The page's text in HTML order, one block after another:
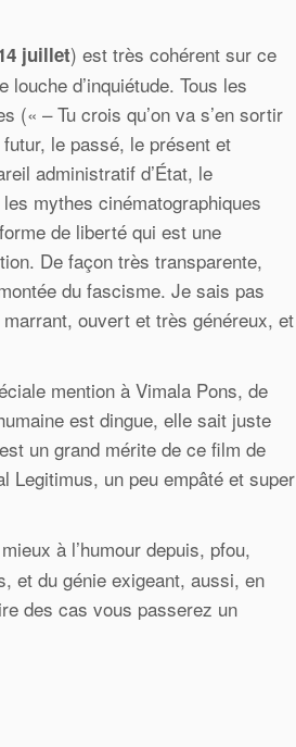
juillet) est très cohérent sur ce
d’inquiétude. Tous les
(« – Tu crois qu’on va s’en sortir
le passé, le présent et
administratif d’État, le
mythes cinématographiques
de liberté qui est une
De façon très transparente,
du fascisme. Je sais pas
ouvert et très généreux, et
mention à Vimala Pons, de
est dingue, elle sait juste
un grand mérite de ce film de
Legitimus, un peu empâté et super
à l’humour depuis, pfou,
et du génie exigeant, aussi, en
des cas vous passerez un